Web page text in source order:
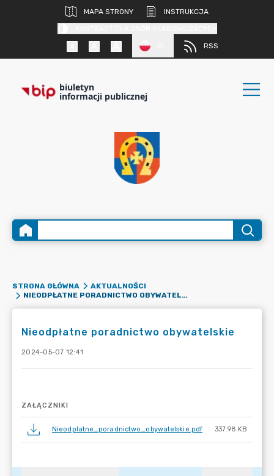
MAPA STRONY
INSTRUKCJA
RSS
biuletyn
informacji publicznej
STRONA GŁÓWNA
AKTUALNOŚCI
NIEODPŁATNE PORADNICTWO OBYWATELSKIE
Nieodpłatne poradnictwo obywatelskie
2024-05-07 12:41
ZAŁĄCZNIKI
Nieodplatne_poradnictwo_obywatelskie.pdf 337.98 KB